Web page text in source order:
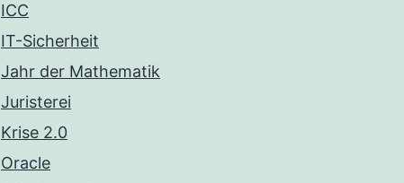
ICC
IT-Sicherheit
Jahr der Mathematik
Juristerei
Krise 2.0
Oracle